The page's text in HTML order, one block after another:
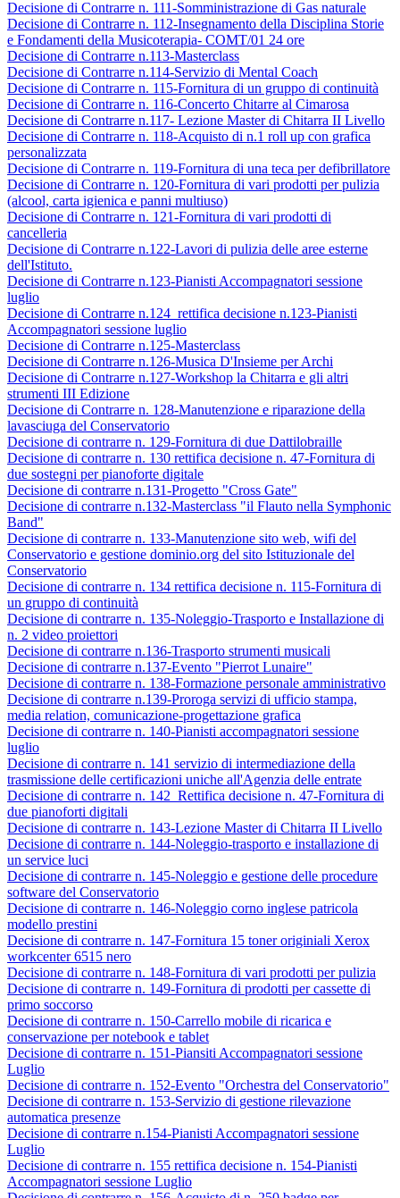
Decisione di Contrarre n. 111-Somministrazione di Gas naturale
Decisione di Contrarre n. 112-Insegnamento della Disciplina Storie
e Fondamenti della Musicoterapia- COMT/01 24 ore
Decisione di Contrarre n.113-Masterclass
Decisione di Contrarre n.114-Servizio di Mental Coach
Decisione di Contrarre n. 115-Fornitura di un gruppo di continuità
Decisione di Contrarre n. 116-Concerto Chitarre al Cimarosa
Decisione di Contrarre n.117- Lezione Master di Chitarra II Livello
Decisione di Contrarre n. 118-Acquisto di n.1 roll up con grafica
personalizzata
Decisione di Contrarre n. 119-Fornitura di una teca per defibrillatore
Decisione di Contrarre n. 120-Fornitura di vari prodotti per pulizia
(alcool, carta igienica e panni multiuso)
Decisione di Contrarre n. 121-Fornitura di vari prodotti di
cancelleria
Decisione di Contrarre n.122-Lavori di pulizia delle aree esterne
dell'Istituto.
Decisione di Contrarre n.123-Pianisti Accompagnatori sessione
luglio
Decisione di Contrarre n.124 rettifica decisione n.123-Pianisti
Accompagnatori sessione luglio
Decisione di Contrarre n.125-Masterclass
Decisione di Contrarre n.126-Musica D'Insieme per Archi
Decisione di Contrarre n.127-Workshop la Chitarra e gli altri
strumenti III Edizione
Decisione di Contrarre n. 128-Manutenzione e riparazione della
lavasciuga del Conservatorio
Decisione di contrarre n. 129-Fornitura di due Dattilobraille
Decisione di contrarre n. 130 rettifica decisione n. 47-Fornitura di
due sostegni per pianoforte digitale
Decisione di contrarre n.131-Progetto "Cross Gate"
Decisione di contrarre n.132-Masterclass "il Flauto nella Symphonic
Band"
Decisione di contrarre n. 133-Manutenzione sito web, wifi del
Conservatorio e gestione dominio.org del sito Istituzionale del
Conservatorio
Decisione di contrarre n. 134 rettifica decisione n. 115-Fornitura di
un gruppo di continuità
Decisione di contrarre n. 135-Noleggio-Trasporto e Installazione di
n. 2 video proiettori
Decisione di contrarre n.136-Trasporto strumenti musicali
Decisione di contrarre n.137-Evento "Pierrot Lunaire"
Decisione di contrarre n. 138-Formazione personale amministrativo
Decisione di contrarre n.139-Proroga servizi di ufficio stampa,
media relation, comunicazione-progettazione grafica
Decisione di contrarre n. 140-Pianisti accompagnatori sessione
luglio
Decisione di contrarre n. 141 servizio di intermediazione della
trasmissione delle certificazioni uniche all'Agenzia delle entrate
Decisione di contrarre n. 142 Rettifica decisione n. 47-Fornitura di
due pianoforti digitali
Decisione di contrarre n. 143-Lezione Master di Chitarra II Livello
Decisione di contrarre n. 144-Noleggio-trasporto e installazione di
un service luci
Decisione di contrarre n. 145-Noleggio e gestione delle procedure
software del Conservatorio
Decisione di contrarre n. 146-Noleggio corno inglese patricola
modello prestini
Decisione di contrarre n. 147-Fornitura 15 toner originiali Xerox
workcenter 6515 nero
Decisione di contrarre n. 148-Fornitura di vari prodotti per pulizia
Decisione di contrarre n. 149-Fornitura di prodotti per cassette di
primo soccorso
Decisione di contrarre n. 150-Carrello mobile di ricarica e
conservazione per notebook e tablet
Decisione di contrarre n. 151-Piansiti Accompagnatori sessione
Luglio
Decisione di contrarre n. 152-Evento "Orchestra del Conservatorio"
Decisione di contrarre n. 153-Servizio di gestione rilevazione
automatica presenze
Decisione di contrarre n.154-Pianisti Accompagnatori sessione
Luglio
Decisione di contrarre n. 155 rettifica decisione n. 154-Pianisti
Accompagnatori sessione Luglio